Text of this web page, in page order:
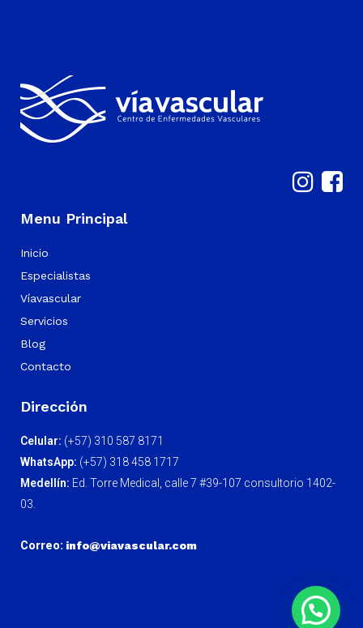
Menu Principal
Inicio
Especialistas
Víavascular
Servicios
Blog
Contacto
Dirección
Celular: (+57) 310 587 8171
WhatsApp: (+57) 318 458 1717
Medellín: Ed. Torre Medical, calle 7 #39-107 consultorio 1402-
03.
Correo: info@viavascular.com